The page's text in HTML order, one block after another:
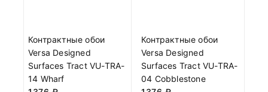
Контрактные обои
Versa Designed
Surfaces Tract VU-TRA-
14 Wharf
Контрактные обои
Versa Designed
Surfaces Tract VU-TRA-
04 Cobblestone